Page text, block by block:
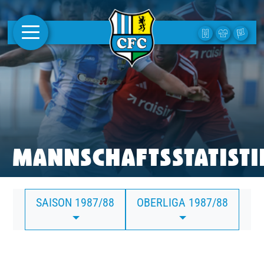
AKTUELLES
1. MANNSCHAFT
FRAUEN
CAMPUS
CLUB
CLUBMITGLIEDSCHAFT
BUSINESS
SAISON 1987/88 OBERLIGA 1987/88